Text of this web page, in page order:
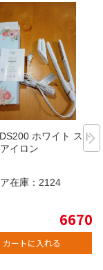
ホワイト ストレ
イロン
在庫： 2124
6670
カートに入れる